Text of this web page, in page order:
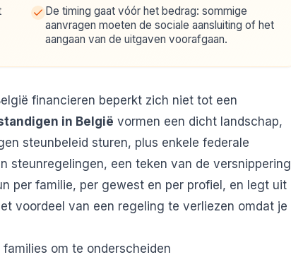
De timing gaat vóór het bedrag: sommige
aanvragen moeten de sociale aansluiting of het
aangaan van de uitgaven voorafgaan.
financieren beperkt zich niet tot een
in België vormen een dicht landschap,
steunbeleid sturen, plus enkele federale
steunregelingen, een teken van de versnippering
per familie, per gewest en per profiel, en legt uit
voordeel van een regeling te verliezen omdat je
om te onderscheiden